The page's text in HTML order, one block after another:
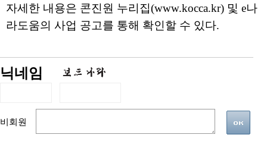
자세한 내용은 콘진원 누리집(www.kocca.kr) 및 e나
라도움의 사업 공고를 통해 확인할 수 있다.
닉네임
비회원